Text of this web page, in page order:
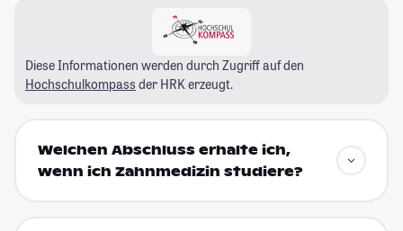
Diese Informationen werden durch Zugriff auf den
Hochschulkompass der HRK erzeugt.
Welchen Abschluss erhalte ich,
wenn ich Zahnmedizin studiere?